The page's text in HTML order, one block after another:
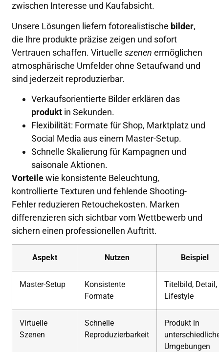
zwischen Interesse und Kaufabsicht.
Unsere Lösungen liefern fotorealistische bilder,
die Ihre produkte präzise zeigen und sofort
Vertrauen schaffen. Virtuelle szenen ermöglichen
atmosphärische Umfelder ohne Setaufwand und
sind jederzeit reproduzierbar.
Verkaufsorientierte Bilder erklären das
produkt in Sekunden.
Flexibilität: Formate für Shop, Marktplatz und
Social Media aus einem Master-Setup.
Schnelle Skalierung für Kampagnen und
saisonale Aktionen.
Vorteilewie konsistente Beleuchtung,
kontrollierte Texturen und fehlende Shooting-
Fehler reduzieren Retouchekosten. Marken
differenzieren sich sichtbar vom Wettbewerb und
sichern einen professionellen Auftritt.
Aspekt Nutzen Beispiel
Master-Setup
Konsistente
Formate
Titelbild, Detail,
Lifestyle
Virtuelle
Szenen
Schnelle
Reproduzierbarkeit
Produkt in
Umgebungen